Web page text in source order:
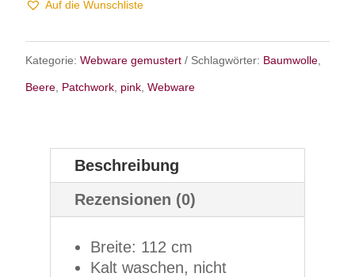
Auf die Wunschliste
Kategorie:Webware gemustert Schlagwörter: Baumwolle
Beere Patchwork pink ,Webware
Beschreibung
Rezensionen (0)
Breite: 112 cm
Kalt waschen, nicht